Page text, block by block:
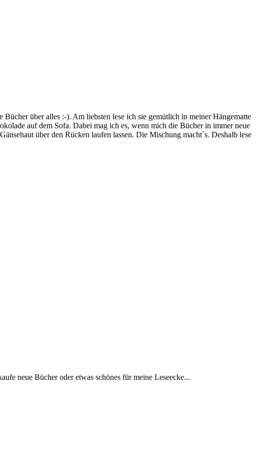
über alles :-). Am liebsten lese ich sie gemütlich in meiner Hängematte
auf dem Sofa. Dabei mag ich es, wenn mich die Bücher in immer neue
über den Rücken laufen lassen. Die Mischung macht´s. Deshalb lese
neue Bücher oder etwas schönes für meine Leseecke...